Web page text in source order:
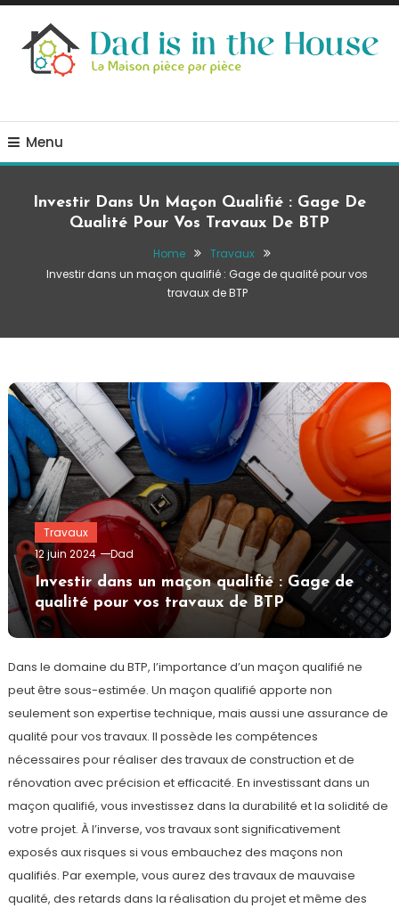
Skip
Content
Menu
Investir Dans Un Maçon Qualifié : Gage De
Qualité Pour Vos Travaux De BTP
Home
Travaux
Investir dans un maçon qualifié : Gage de qualité pour vos
travaux de BTP
Travaux
12 juin 2024
Dad
Investir dans un maçon qualifié : Gage de
qualité pour vos travaux de BTP
Dans le domaine du BTP, l’importance d’un maçon qualifié ne
peut être sous-estimée. Un maçon qualifié apporte non
seulement son expertise technique, mais aussi une assurance de
qualité pour vos travaux. Il possède les compétences
nécessaires pour réaliser des travaux de construction et de
rénovation avec précision et efficacité. En investissant dans un
maçon qualifié, vous investissez dans la durabilité et la solidité de
votre projet. À l’inverse, vos travaux sont significativement
exposés aux risques si vous embauchez des maçons non
qualifiés. Par exemple, vous aurez des travaux de mauvaise
qualité, des retards dans la réalisation du projet et même des